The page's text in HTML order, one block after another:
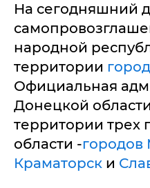
На сегодняшний
народной
территории
Официальная
Донецкой
территории трех
области -городов
Краматорск и